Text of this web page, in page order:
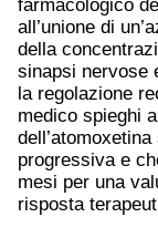
farmacologico
all’unione di
della
sinapsi nervose
la regolazione
medico spieghi
progressiva e
mesi per una
risposta